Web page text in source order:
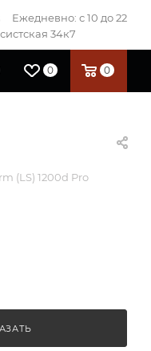
Ежедневно: с 10 до 22
34к7
0 0
(LS) 1200d Pro